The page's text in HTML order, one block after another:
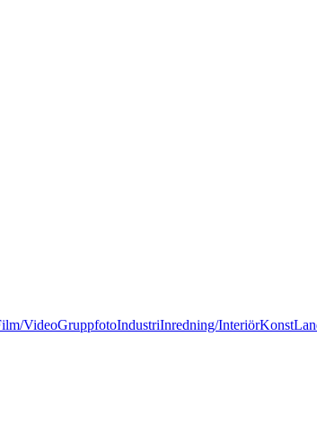
VideoGruppfotoIndustriInredning/InteriörKonst